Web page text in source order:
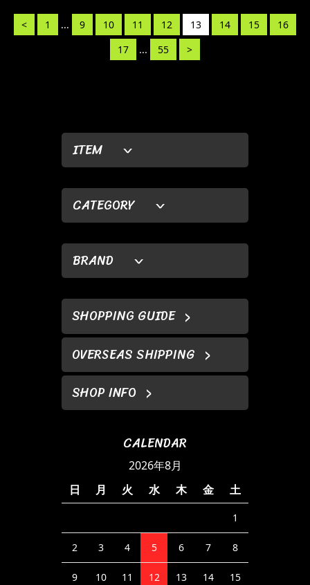
ITEM
CATEGORY
BRAND
SHOPPING GUIDE
OVERSEAS SHIPPING
SHOP INFO
CALENDAR
2026年8月
日
月 火 水 木 金 土
1
2 3 4 5 6 7 8
9 10 11 12 13 14 15
< 1 ... 9 10 11 12 13 14 15
16
17
... 55 >